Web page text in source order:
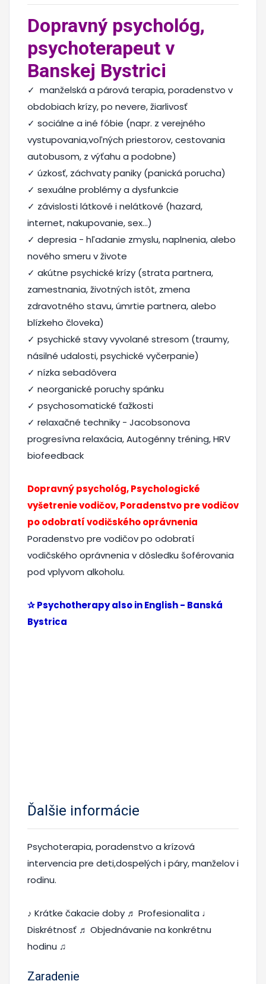
Dopravný psychológ,
psychoterapeut v
Banskej Bystrici
✓ manželská a párová terapia, poradenstvo v
obdobiach krízy, po nevere, žiarlivosť
✓ sociálne a iné fóbie (napr. z verejného
vystupovania,voľných priestorov, cestovania
autobusom, z výťahu a podobne)
✓ úzkosť, záchvaty paniky (panická porucha)
✓ sexuálne problémy a dysfunkcie
✓ závislosti látkové i nelátkové (hazard,
internet, nakupovanie, sex...)
✓ depresia - hľadanie zmyslu, naplnenia, alebo
nového smeru v živote
✓ akútne psychické krízy (strata partnera,
zamestnania, životných istôt, zmena
zdravotného stavu, úmrtie partnera, alebo
blízkeho človeka)
✓ psychické stavy vyvolané stresom (traumy,
násilné udalosti, psychické vyčerpanie)
✓ nízka sebadôvera
✓ neorganické poruchy spánku
✓ psychosomatické ťažkosti
✓ relaxačné techniky - Jacobsonova
progresívna relaxácia, Autogénny tréning, HRV
biofeedback
Dopravný psychológ, Psychologické
vyšetrenie vodičov, Poradenstvo pre vodičov
po odobratí vodičského oprávnenia
Poradenstvo pre vodičov po odobratí
vodičského oprávnenia v dôsledku šoférovania
pod vplyvom alkoholu.
✰ Psychotherapy also in English - Banská
Bystrica
Ďalšie informácie
Psychoterapia, poradenstvo a krízová
intervencia pre deti,dospelých i páry, manželov i
rodinu.
♪ Krátke čakacie doby ♬ Profesionalita ♩
Diskrétnosť ♬ Objednávanie na konkrétnu
hodinu ♫
Zaradenie